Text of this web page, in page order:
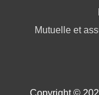
Mutuelle et
Copyright ©